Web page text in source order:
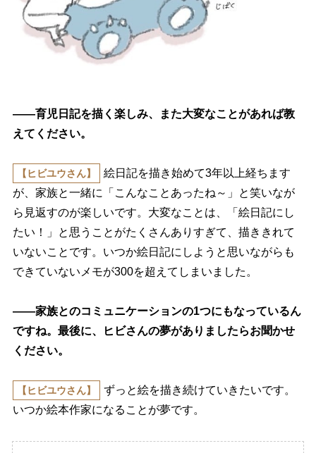
――育児日記を描く楽しみ、また大変なことがあれば教
えてください。
【ヒビユウさん】
絵日記を描き始めて3年以上経ちます
が、家族と一緒に「こんなことあったね～」と笑いなが
ら見返すのが楽しいです。大変なことは、「絵日記にし
たい！」と思うことがたくさんありすぎて、描ききれて
いないことです。いつか絵日記にしようと思いながらも
できていないメモが300を超えてしまいました。
――家族とのコミュニケーションの1つにもなっているん
ですね。最後に、ヒビさんの夢がありましたらお聞かせ
ください。
【ヒビユウさん】
ずっと絵を描き続けていきたいです。
いつか絵本作家になることが夢です。